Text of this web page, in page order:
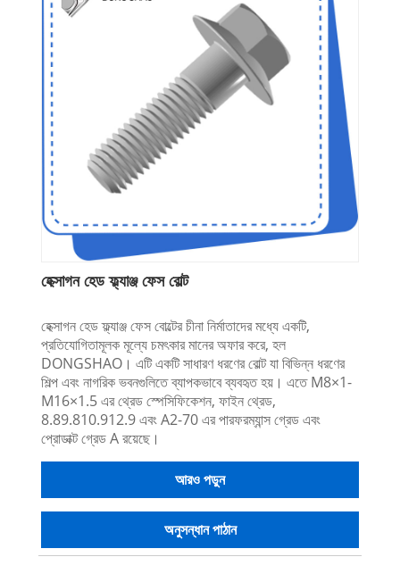
হেক্সাগন হেড ফ্ল্যাঞ্জ ফেস বোল্ট
হেক্সাগন হেড ফ্ল্যাঞ্জ ফেস বোল্টের চীনা নির্মাতাদের মধ্যে একটি,
প্রতিযোগিতামূলক মূল্যে চমৎকার মানের অফার করে, হল
DONGSHAO। এটি একটি সাধারণ ধরণের বোল্ট যা বিভিন্ন ধরণের
শিল্প এবং নাগরিক ভবনগুলিতে ব্যাপকভাবে ব্যবহৃত হয়। এতে M8×1-
M16×1.5 এর থ্রেড স্পেসিফিকেশন, ফাইন থ্রেড,
8.89.810.912.9 এবং A2-70 এর পারফরম্যান্স গ্রেড এবং
প্রোডাক্ট গ্রেড A রয়েছে।
আরও পড়ুন
অনুসন্ধান পাঠান